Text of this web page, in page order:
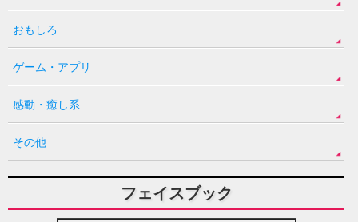
おもしろ
ゲーム・アプリ
感動・癒し系
その他
フェイスブック